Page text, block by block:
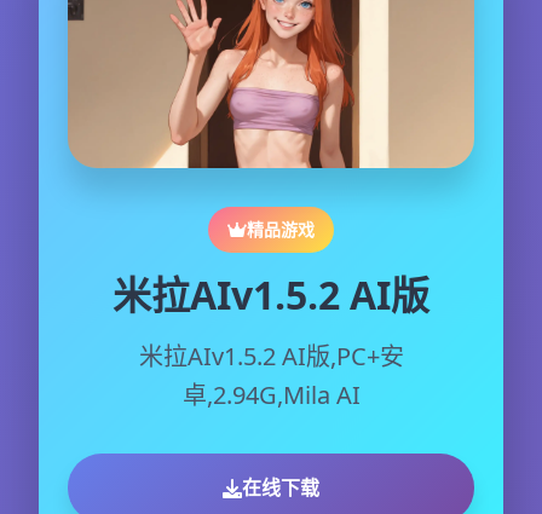
精品游戏
米拉AIv1.5.2 AI版
米拉AIv1.5.2 AI版,PC+安
卓,2.94G,Mila AI
在线下载